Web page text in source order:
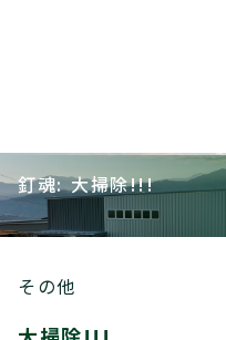
釘魂: 大掃除!!!
その他